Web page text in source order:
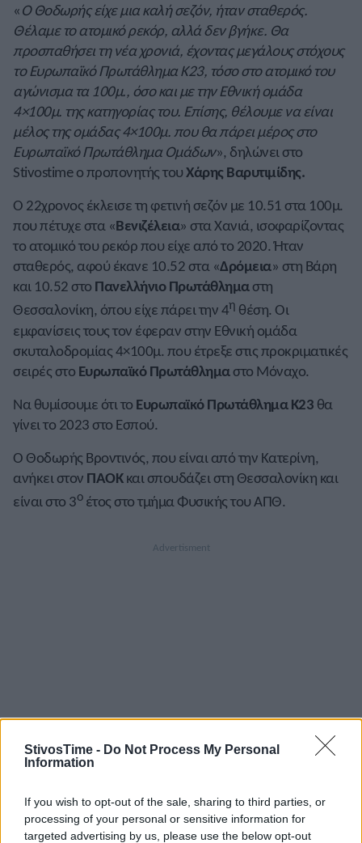
StivosTime - Do Not Process My Personal
Information
If you wish to opt-out of the sale, sharing to third parties, or
processing of your personal or sensitive information for
targeted advertising by us, please use the below opt-out
A- A±
«Ο Θοδωρής είχε μια καλή σεζόν, ήταν σταθερός.
Θέλαμε το ατομικό ρεκόρ, αλλά δεν βγήκε. Θα
προσπαθήσει τη νέα χρονιά, έχοντας μεγάλους στόχους
το Ευρωπαϊκό Πρωτάθλημα Κ23, τόσο στο ατομικό του
αγώνισμα τα 100μ., όσο και με την Εθνική ομάδα
4×100μ. της κατηγορίας του. Επίσης, θέλουμε να είναι
μέλος της ομάδας 4×100μ. που θα πάρει μέρος στο
Ευρωπαϊκό Πρωτάθλημα Ομάδων», δηλώνει στο
Stivostime ο προπονητής τουΧάρης Βαρυτιμίδης.
Ο 22χρονος έκλεισε τη φετινή σεζόν με 10.51 στα 100μ.
που πέτυχε στα «Βενιζέλεια» στα Χανιά, ισοφαρίζοντας
το ατομικό του ρεκόρ που είχε από το 2020. Ήταν
σταθερός, αφού έκανε 10.52 στα «Δρόμεια» στη Βάρη
και 10.52 στο Πανελλήνιο Πρωτάθλημαστη
Θεσσαλονίκη, όπου είχε πάρει την 4η θέση. Οι
εμφανίσεις τους τον έφεραν στην Εθνική ομάδα
σκυταλοδρομίας 4×100μ. που έτρεξε στις προκριματικές
σειρές στο Ευρωπαϊκό Πρωτάθλημαστο Μόναχο.
Να θυμίσουμε ότι το Ευρωπαϊκό Πρωτάθλημα Κ23 θα
γίνει το 2023 στο Εσπού.
Ο Θοδωρής Βροντινός, που είναι από την Κατερίνη,
ανήκει στον ΠΑΟΚκαι σπουδάζει στη Θεσσαλονίκη και
είναι στο 3οέτος στο τμήμα Φυσικής του ΑΠΘ.